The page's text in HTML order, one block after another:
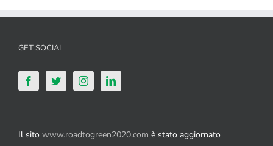
GET SOCIAL
Il sito www.roadtogreen2020.com è stato aggiornato